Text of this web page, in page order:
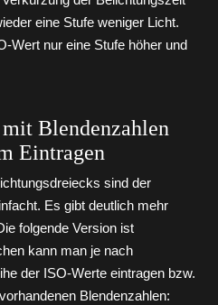
eine Stufe weniger Licht.
Wert nur eine Stufe höher und
Blendenzahlen
Eintragen
sind der
Es gibt deutlich mehr
folgende Version ist
kann man je nach
der ISO-Werte eintragen bzw.
Blendenzahlen: